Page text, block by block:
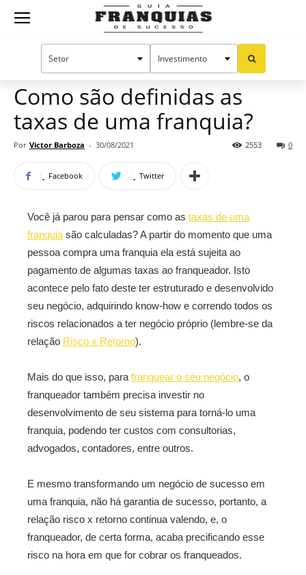
Guia
Como são definidas as
taxas de uma franquia?
Por Victor Barboza - 30/08/2021 0
2553
Facebook Twitter
Você já parou para pensar como as taxas de uma
franquia são calculadas? A partir do momento que uma
pessoa compra uma franquia ela está sujeita ao
pagamento de algumas taxas ao franqueador. Isto
acontece pelo fato deste ter estruturado e desenvolvido
seu negócio, adquirindo know-how e correndo todos os
riscos relacionados a ter negócio próprio (lembre-se da
relação Risco x Retorno).
Mais do que isso, para franquear o seu negócio, o
franqueador também precisa investir no
desenvolvimento de seu sistema para torná-lo uma
franquia, podendo ter custos com consultorias,
advogados, contadores, entre outros.
E mesmo transformando um negócio de sucesso em
uma franquia, não há garantia de sucesso, portanto, a
relação risco x retorno continua valendo, e, o
franqueador, de certa forma, acaba precificando esse
risco na hora em que for cobrar os franqueados.